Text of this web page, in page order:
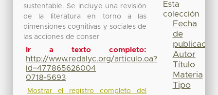
sustentable. Se incluye una revisión
de la literatura en torno a las
dimensiones cognitivas y sociales de
las acciones de conser
Ir a texto completo:
http://www.redalyc.org/articulo.oa?
id=477865626004
0718-5693
Mostrar el registro completo del
Esta
colección
Fecha
de
publicación
Autor
Título
Materia
Tipo